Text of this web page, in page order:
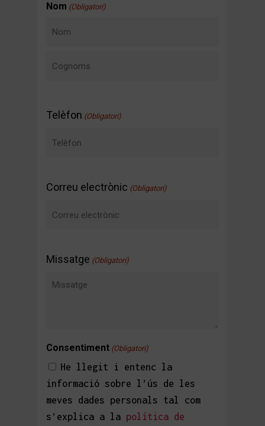
Nom (Obligatori)
Telèfon (Obligatori)
Correu electrònic (Obligatori)
Missatge (Obligatori)
Consentiment (Obligatori)
He llegit i entenc la
informació sobre l’ús de les
meves dades personals tal com
s’explica a la política de